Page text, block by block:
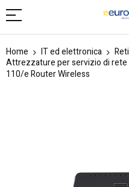
Home IT ed elettronica
Reti
Attrezzature per servizio di rete
110/e Router Wireless